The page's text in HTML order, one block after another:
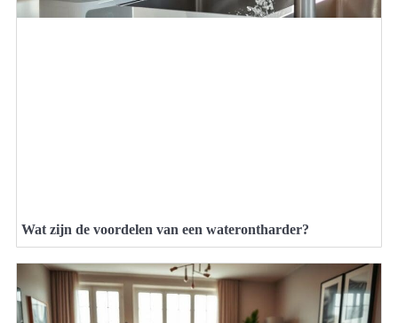
Wat zijn de voordelen van een waterontharder?